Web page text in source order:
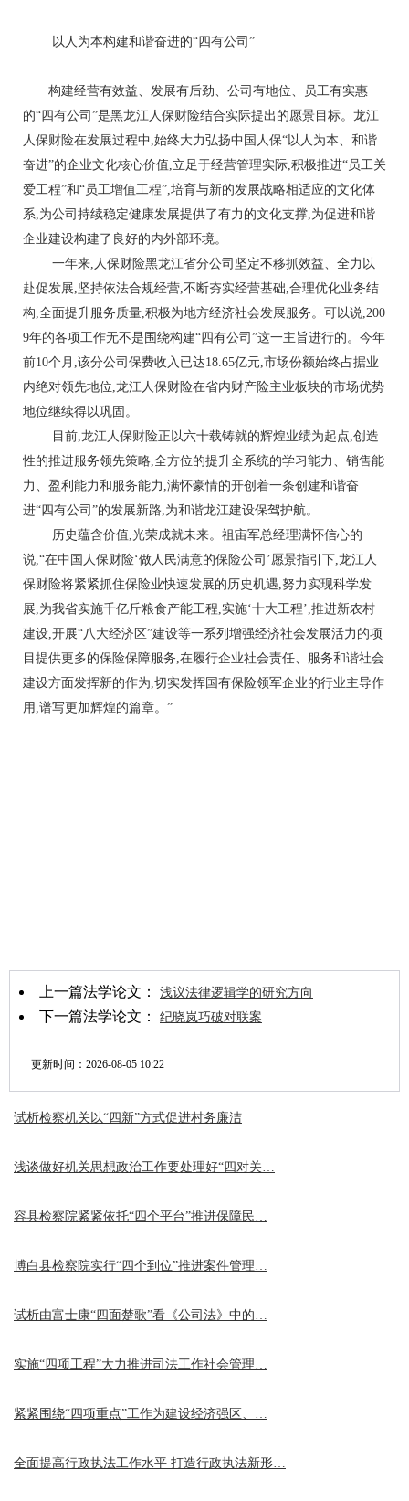
以人为本构建和谐奋进的“四有公司”
构建经营有效益、发展有后劲、公司有地位、员工有实惠
的“四有公司”是黑龙江人保财险结合实际提出的愿景目标。龙江
人保财险在发展过程中,始终大力弘扬中国人保“以人为本、和谐
奋进”的企业文化核心价值,立足于经营管理实际,积极推进“员工关
爱工程”和“员工增值工程”,培育与新的发展战略相适应的文化体
系,为公司持续稳定健康发展提供了有力的文化支撑,为促进和谐
企业建设构建了良好的内外部环境。
一年来,人保财险黑龙江省分公司坚定不移抓效益、全力以
赴促发展,坚持依法合规经营,不断夯实经营基础,合理优化业务结
构,全面提升服务质量,积极为地方经济社会发展服务。可以说,200
9年的各项工作无不是围绕构建“四有公司”这一主旨进行的。今年
前10个月,该分公司保费收入已达18.65亿元,市场份额始终占据业
内绝对领先地位,龙江人保财险在省内财产险主业板块的市场优势
地位继续得以巩固。
目前,龙江人保财险正以六十载铸就的辉煌业绩为起点,创造
性的推进服务领先策略,全方位的提升全系统的学习能力、销售能
力、盈利能力和服务能力,满怀豪情的开创着一条创建和谐奋
进“四有公司”的发展新路,为和谐龙江建设保驾护航。
历史蕴含价值,光荣成就未来。祖宙军总经理满怀信心的
说,“在中国人保财险‘做人民满意的保险公司’愿景指引下,龙江人
保财险将紧紧抓住保险业快速发展的历史机遇,努力实现科学发
展,为我省实施千亿斤粮食产能工程,实施‘十大工程’,推进新农村
建设,开展“八大经济区”建设等一系列增强经济社会发展活力的项
目提供更多的保险保障服务,在履行企业社会责任、服务和谐社会
建设方面发挥新的作为,切实发挥国有保险领军企业的行业主导作
用,谱写更加辉煌的篇章。”
上一篇法学论文： 浅议法律逻辑学的研究方向
下一篇法学论文： 纪晓岚巧破对联案
更新时间： 2026-08-05 10:22
试析检察机关以“四新”方式促进村务廉洁
浅谈做好机关思想政治工作要处理好“四对关…
容县检察院紧紧依托“四个平台”推进保障民…
博白县检察院实行“四个到位”推进案件管理…
试析由富士康“四面楚歌”看《公司法》中的…
实施“四项工程”大力推进司法工作社会管理…
紧紧围绕“四项重点”工作为建设经济强区、…
全面提高行政执法工作水平 打造行政执法新形…